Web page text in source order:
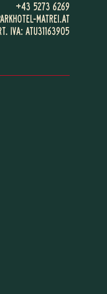
+43 5273 6269
MATREI.AT
IVA: ATU31163905